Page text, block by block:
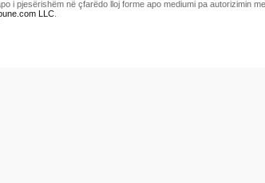
i pjesërishëm në çfarëdo lloj forme apo mediumi pa autorizimin
LLC